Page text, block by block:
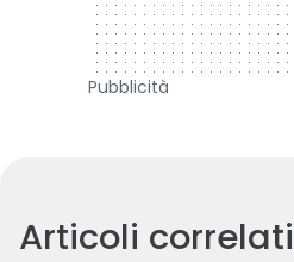
Pubblicità
Articoli correlati